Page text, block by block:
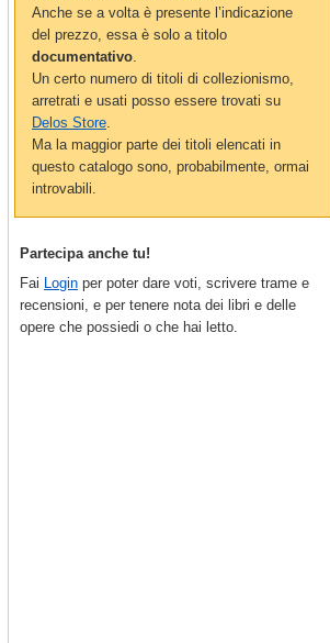
Anche se a volta è presente l’indicazione
del prezzo, essa è solo a titolo
documentativo
Un certo numero di titoli di collezionismo,
arretrati e usati posso essere trovati su
Delos Store
Ma la maggior parte dei titoli elencati in
questo catalogo sono, probabilmente, ormai
introvabili.
Partecipa anche tu!
Fai Login per poter dare voti, scrivere trame e
recensioni, e per tenere nota dei libri e delle
opere che possiedi o che hai letto.